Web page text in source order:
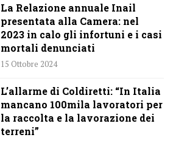
La Relazione annuale Inail
presentata alla Camera: nel
2023 in calo gli infortuni e i casi
mortali denunciati
15 Ottobre 2024
L’allarme di Coldiretti: “In Italia
mancano 100mila lavoratori per
la raccolta e la lavorazione dei
terreni”